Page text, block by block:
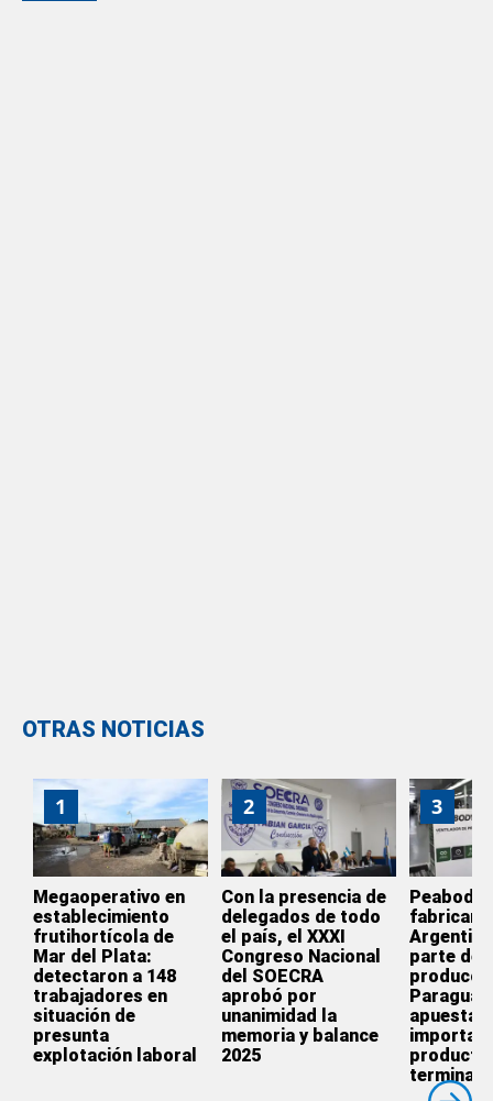
OTRAS NOTICIAS
1
Megaoperativo en
establecimiento
frutihortícola de
Mar del Plata:
detectaron a 148
trabajadores en
situación de
presunta
explotación laboral
2
Con la presencia de
delegados de todo
el país, el XXXI
Congreso Nacional
del SOECRA
aprobó por
unanimidad la
memoria y balance
2025
3
Peabody
fabricar
parte de
apuesta
importar